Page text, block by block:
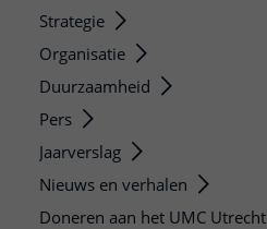
Strategie
Organisatie
Duurzaamheid
Pers
Jaarverslag
Nieuws en verhalen
Doneren aan het UMC Utrecht